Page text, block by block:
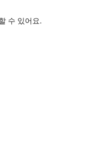
수 있어요.